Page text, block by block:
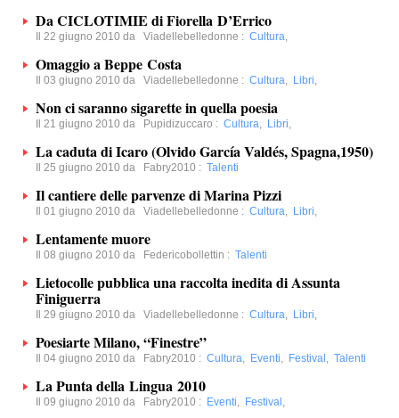
Da CICLOTIMIE di Fiorella D’Errico
Il 22 giugno 2010 da Viadellebelledonne : Cultura,
Omaggio a Beppe Costa
Il 03 giugno 2010 da Viadellebelledonne : Cultura, Libri,
Non ci saranno sigarette in quella poesia
Il 21 giugno 2010 da Pupidizuccaro : Cultura, Libri,
La caduta di Icaro (Olvido García Valdés, Spagna,1950)
Il 25 giugno 2010 da Fabry2010 : Talenti
Il cantiere delle parvenze di Marina Pizzi
Il 01 giugno 2010 da Viadellebelledonne : Cultura, Libri,
Lentamente muore
Il 08 giugno 2010 da Federicobollettin : Talenti
Lietocolle pubblica una raccolta inedita di Assunta
Finiguerra
Il 29 giugno 2010 da Viadellebelledonne : Cultura, Libri,
Poesiarte Milano, “Finestre”
Il 04 giugno 2010 da Fabry2010 : Cultura, Eventi, Festival , Talenti
La Punta della Lingua 2010
Il 09 giugno 2010 da Fabry2010 : Eventi, Festival ,